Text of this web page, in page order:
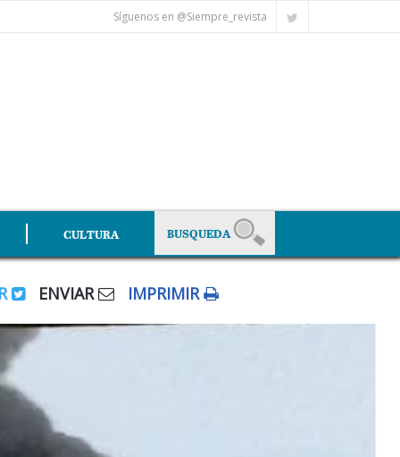
Síguenos en @Siempre_revista
CULTURA
ENVIAR IMPRIMIR